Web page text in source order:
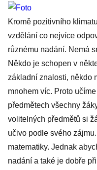
Kromě pozitivního
vzdělání co nejvíce
různému nadání. Nemá
Někdo je schopen v
základní znalosti, někdo
mnohem víc. Proto
předmětech všechny
volitelných předmětů si
učivo podle svého
matematiky. Jednak
nadání a také je dobře